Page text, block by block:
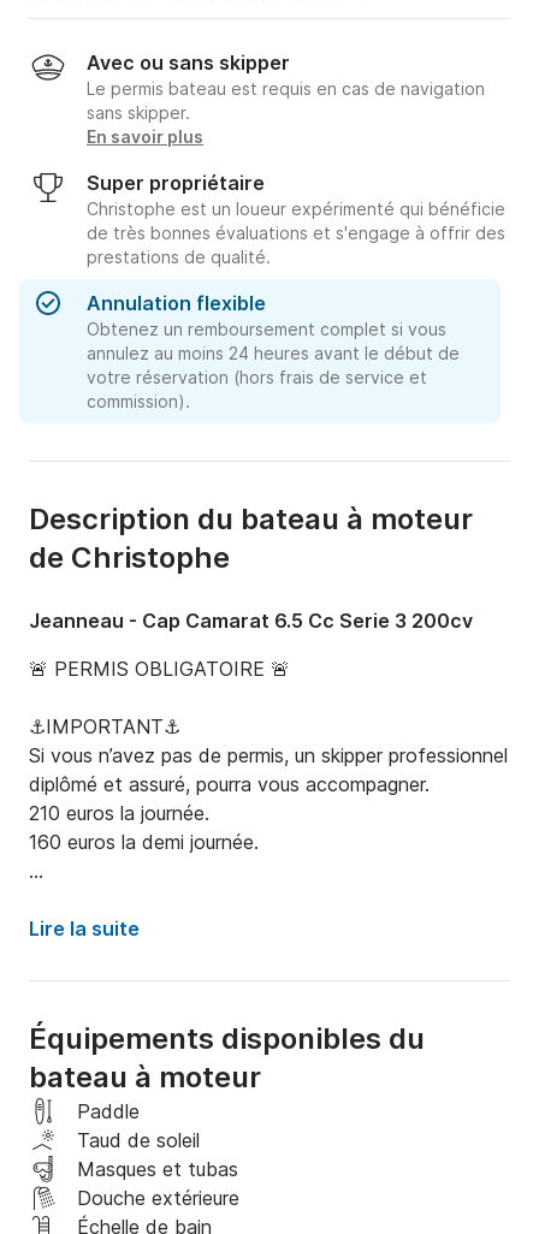
Avec ou sans skipper
Le permis bateau est requis en cas de navigation
sans skipper.
En savoir plus
Super propriétaire
Christophe est un loueur expérimenté qui bénéficie
de très bonnes évaluations et s'engage à offrir des
prestations de qualité.
Annulation flexible
Obtenez un remboursement complet si vous
annulez au moins 24 heures avant le début de
votre réservation (hors frais de service et
commission).
Description du bateau à moteur
de Christophe
Jeanneau - Cap Camarat 6.5 Cc Serie 3 200cv
🚨 PERMIS OBLIGATOIRE 🚨
⚓️IMPORTANT⚓️
Si vous n’avez pas de permis, un skipper professionnel
diplômé et assuré, pourra vous accompagner.
210 euros la journée.
160 euros la demi journée.
Beaucoup de faux skippers sur le site !!!!
(Le permis bateau n'est pas un diplôme).
Votre journée peut très mal se terminer si contrôle ou
accident.
⛽️L’essence n'est pas inclus dans le tarif.
(Supplément).
Possibilité de venir vous récupérer ou vous déposer
dans d’autres ports, seulement avec skipper.
Lire la suite
Équipements disponibles du
bateau à moteur
Paddle
Taud de soleil
Masques et tubas
Douche extérieure
Échelle de bain